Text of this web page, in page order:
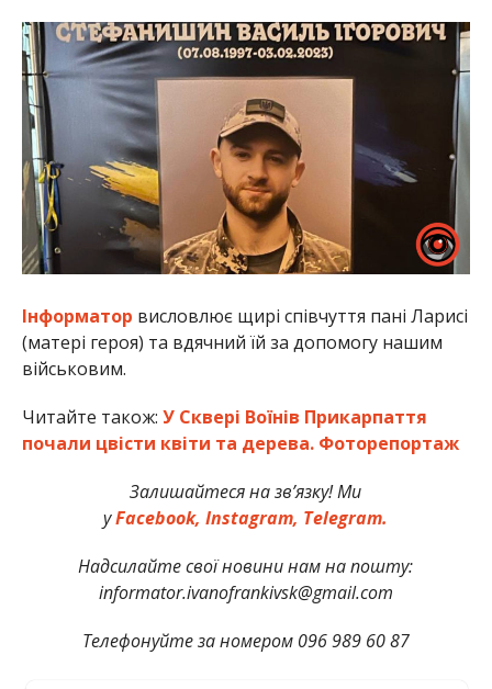
Інформатор висловлює щирі співчуття пані Ларисі
(матері героя) та вдячний їй за допомогу нашим
військовим.
Читайте також: У Сквері Воїнів Прикарпаття
почали цвісти квіти та дерева. Фоторепортаж
Залишайтеся на зв’язку! Ми
уFacebook, Instagram, Telegram.
Надсилайте свої новини нам на пошту:
informator.ivanofrankivsk@gmail.com
Телефонуйте за номером 096 989 60 87